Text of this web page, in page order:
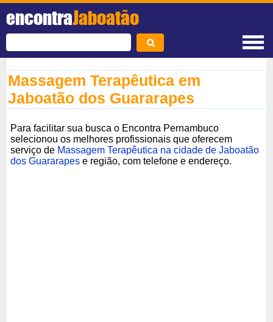
encontraJaboatão
Massagem Terapêutica em
Jaboatão dos Guararapes
Para facilitar sua busca o Encontra Pernambuco
selecionou os melhores profissionais que oferecem
serviço de Massagem Terapêutica na cidade de Jaboatão
dos Guararapese região, com telefone e endereço.